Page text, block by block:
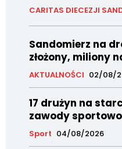
CARITAS DIECEZJI
Sandomierz na
złożony, miliony
AKTUALNOŚCI 02/08/
17 drużyn na
zawody
Sport 04/08/2026